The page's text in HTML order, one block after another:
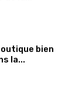
bien
la...